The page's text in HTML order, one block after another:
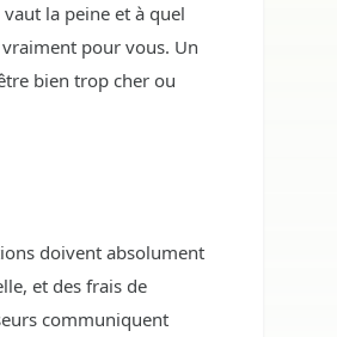
la peine et à quel
pour vous. Un
bien trop cher ou
doivent absolument
et des frais de
communiquent